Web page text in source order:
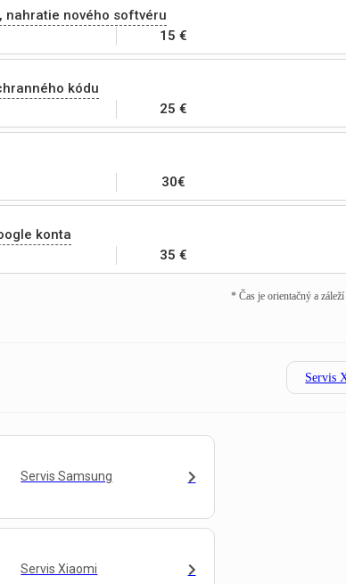
nahratie nového softvéru
15 €
kódu
25 €
30€
konta
35 €
* Čas je orientačný a
Servis
Servis Samsung
Servis Xiaomi